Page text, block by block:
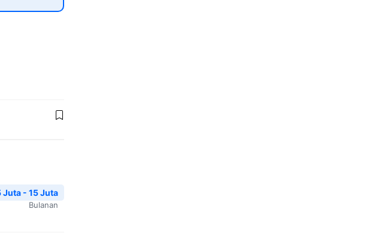
Juta - 15 Juta
Bulanan